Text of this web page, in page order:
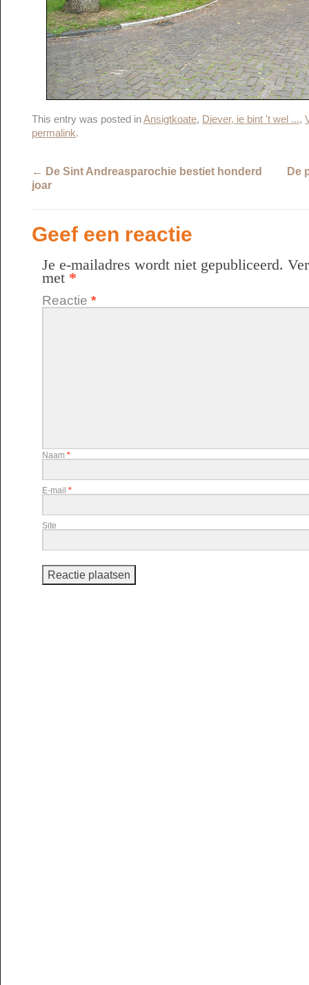
This entry was posted inAnsigtkoate, Diever, ie bint 't wel ...,
permalink.
← De Sint Andreasparochie bestiet honderd
joar
De
Geef een reactie
Je e-mailadres wordt niet gepubliceerd.
met *
Reactie *
Naam *
E-mail *
Site